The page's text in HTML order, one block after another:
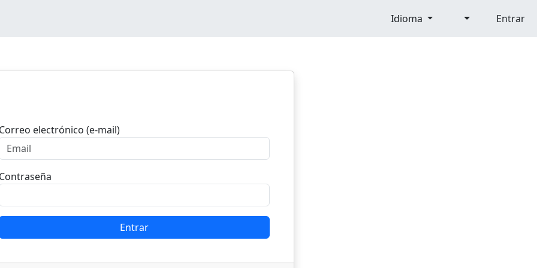
Idioma Entrar
electrónico (e-mail)
Entrar